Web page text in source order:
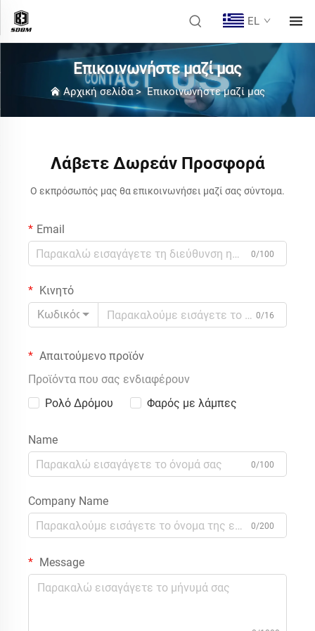
EL
Επικοινωνήστε μαζί μας
Αρχική σελίδα>Επικοινωνήστε μαζί μας
Λάβετε Δωρεάν Προσφορά
Ο εκπρόσωπός μας θα επικοινωνήσει μαζί σας σύντομα.
Email
0/100
Κινητό
Κωδικός
0/16
Απαιτούμενο προϊόν
Προϊόντα που σας ενδιαφέρουν
Ρολό Δρόμου
Φαρός με λάμπες
Name
0/100
Company Name
0/200
Message